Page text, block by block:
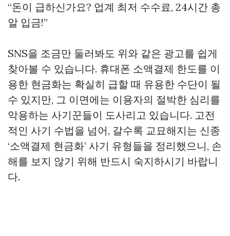
“돈이 급하신가요? 업계 최저 수수료, 24시간 총
알 입금!”
SNS을 조금만 둘러봐도 위와 같은 광고를 쉽게
찾아볼 수 있습니다. 휴대폰 소액결제 한도를 이
용한 현금화는 확실히 급할 때 유용한 수단이 될
수 있지만, 그 이면에는 이용자의 절박한 심리를
악용하는 사기꾼들이 도사리고 있습니다. 고전
적인 사기 수법을 넘어, 갈수록 교묘해지는 신종
‘소액결제 현금화’ 사기 유형들을 정리했으니, 손
해를 보지 않기 위해 반드시 숙지하시기 바랍니
다.